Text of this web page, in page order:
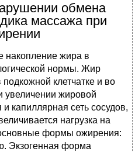
обмена
массажа при
накопление жира в
нормы. Жир
клетчатке и во
увеличении жировой
и капиллярная сеть сосудов,
нагрузка на
формы ожирения:
Экзогенная форма